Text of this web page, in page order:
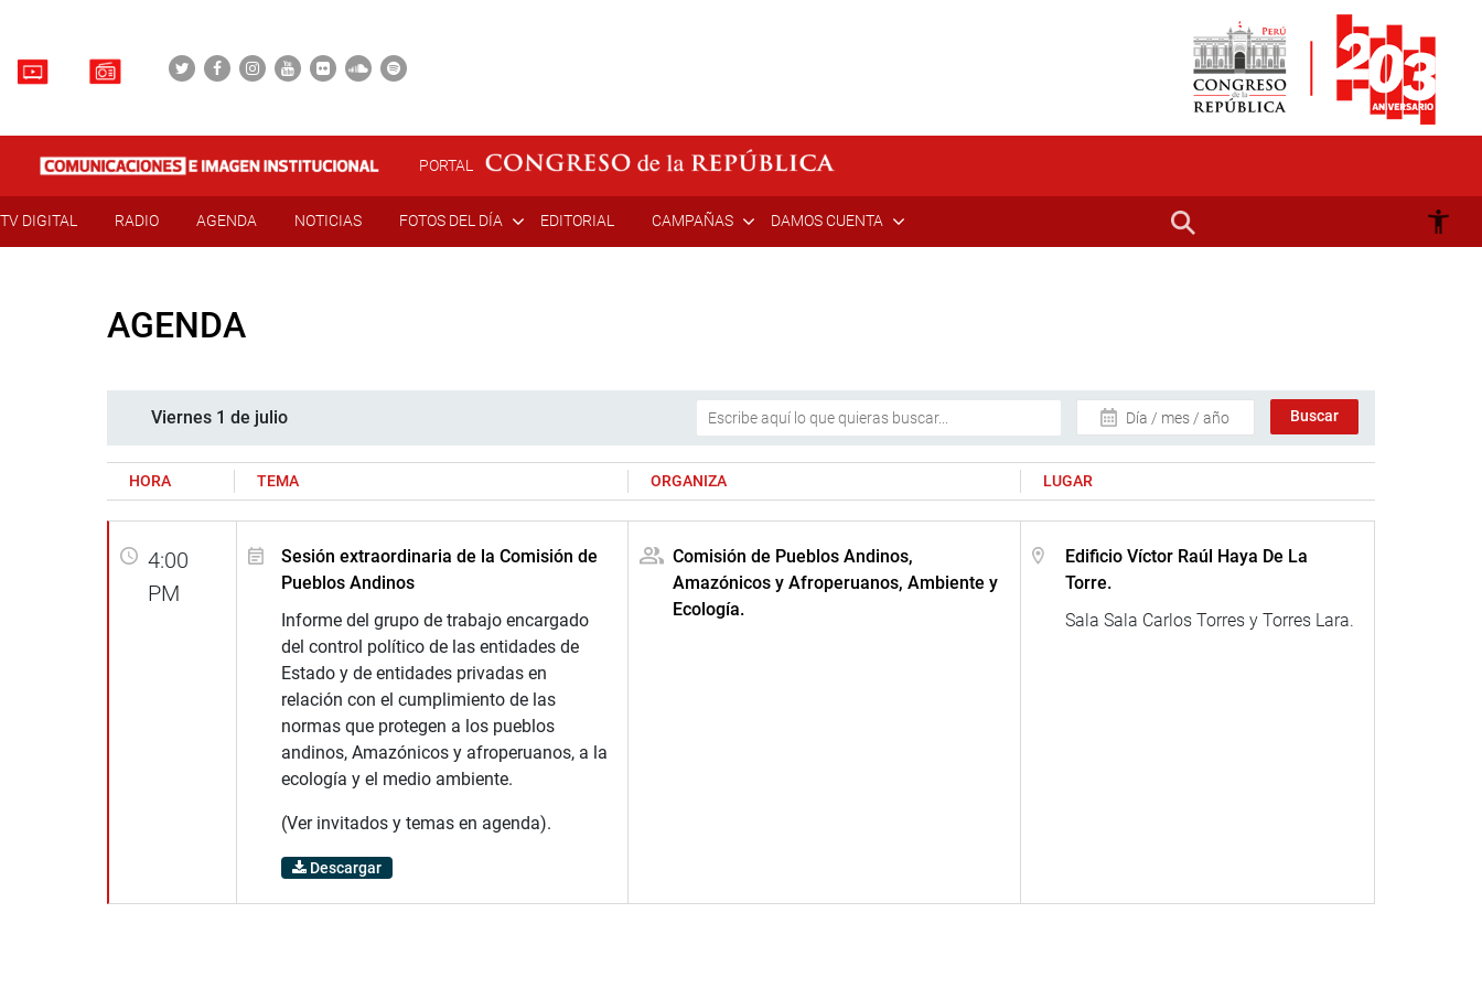
PORTAL
TV DIGITAL RADIO AGENDA NOTICIAS FOTOS DEL DÍA EDITORIAL CAMPAÑAS DAMOS CUENTA
AGENDA
Viernes 1 de julio Día / mes / año
HORA TEMA ORGANIZA LUGAR
4:00
PM
Sesión extraordinaria de la Comisión de
Pueblos Andinos
Informe del grupo de trabajo encargado
del control político de las entidades de
Estado y de entidades privadas en
relación con el cumplimiento de las
normas que protegen a los pueblos
andinos, Amazónicos y afroperuanos, a la
ecología y el medio ambiente.
(Ver invitados y temas en agenda).
Descargar
Comisión de Pueblos Andinos,
Amazónicos y Afroperuanos, Ambiente y
Ecología.
Edificio Víctor Raúl Haya De La
Torre.
Sala Sala Carlos Torres y Torres Lara.